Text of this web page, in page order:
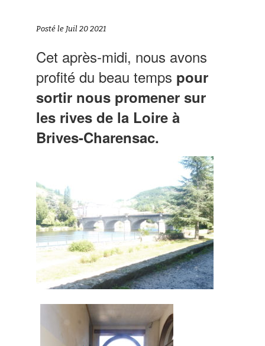
Posté le Juil 20 2021
Cet après-midi, nous avons
profité du beau temps pour
sortir nous promener sur
les rives de la Loire à
Brives-Charensac.